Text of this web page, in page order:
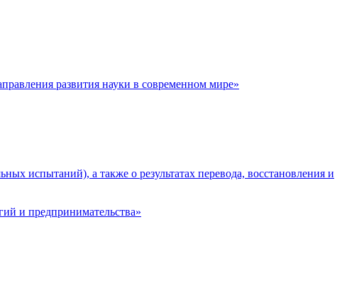
развития науки в современном мире»
испытаний), а также о результатах перевода, восстановления и
и предпринимательства»